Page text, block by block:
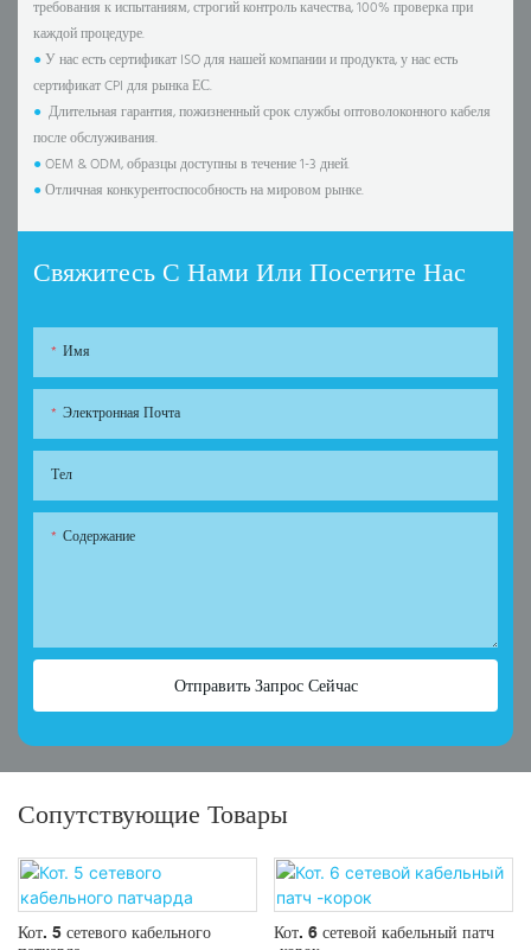
требования к испытаниям, строгий контроль качества, 100% проверка при
каждой процедуре.
●У нас есть сертификат ISO для нашей компании и продукта, у нас есть
сертификат CPI для рынка ЕС.
● Длительная гарантия, пожизненный срок службы оптоволоконного кабеля
после обслуживания.
●OEM & ODM, образцы доступны в течение 1-3 дней.
●Отличная конкурентоспособность на мировом рынке.
Свяжитесь С Нами Или Посетите Нас
Имя
Электронная Почта
Тел
Содержание
Отправить Запрос Сейчас
Сопутствующие Товары
Кот. 5 сетевого кабельного
Кот. 6 сетевой кабельный патч